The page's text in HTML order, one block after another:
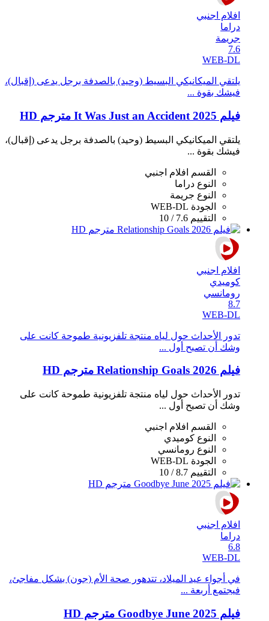
افلام اجنبي
دراما
جريمة
7.6
WEB-DL
يلتقي الميكانيكي البسيط (وحيد) بالصدفة برجل يدعى (إقبال)،
فيشك بقوة ...
فيلم It Was Just an Accident 2025 مترجم HD
يلتقي الميكانيكي البسيط (وحيد) بالصدفة برجل يدعى (إقبال)،
فيشك بقوة ...
القسم
افلام اجنبي
النوع دراما
النوع جريمة
الجودة WEB-DL
التقييم 7.6 / 10
افلام اجنبي
كوميدي
رومانسي
8.7
WEB-DL
تدور الأحداث حول لياه منتجة تلفزيونية طموحة كانت على
وشك أن تصبح أول ...
فيلم Relationship Goals 2026 مترجم HD
تدور الأحداث حول لياه منتجة تلفزيونية طموحة كانت على
وشك أن تصبح أول ...
القسم
افلام اجنبي
النوع كوميدي
النوع رومانسي
الجودة WEB-DL
التقييم 8.7 / 10
افلام اجنبي
دراما
6.8
WEB-DL
في أجواء عيد الميلاد، تتدهور صحة الأم (جون) بشكل مفاجئ،
فيجتمع أربعة ...
فيلم Goodbye June 2025 مترجم HD